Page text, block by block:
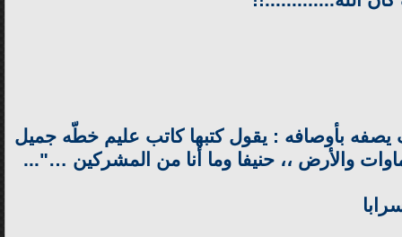
بأوصافه : يقول كتبها كاتب عليم خطّه جميل
والأرض ،، حنيفا وما أنا من المشركين …"...